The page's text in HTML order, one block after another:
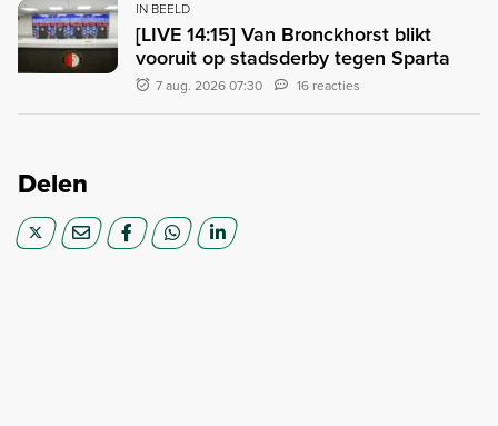
IN BEELD
[LIVE 14:15] Van Bronckhorst blikt
vooruit op stadsderby tegen Sparta
7 aug. 2026 07:30 16 reacties
Delen